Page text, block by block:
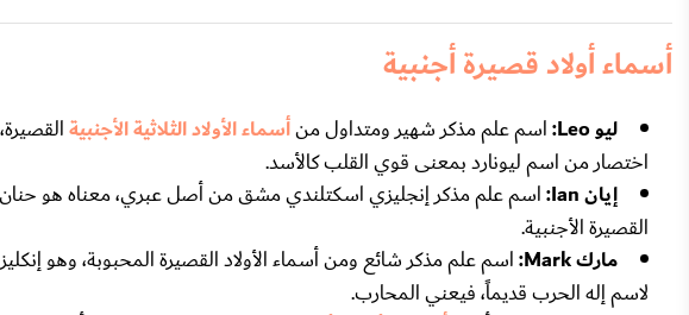
أسماء أولاد قصيرة أجنبية
ليو Leo: اسم علم مذكر شهير ومتداول منأسماء الأولاد الثلاثية الأجنبية
اختصار من اسم ليونارد بمعنى قوي القلب كالأسد.
إيان Ian:
اسم علم مذكر إنجليزي اسكتلندي مشق من أصل عبري، معناه هو
القصيرة الأجنبية.
مارك Mark:
اسم علم مذكر شائع ومن أسماء الأولاد القصيرة المحبوبة، وهو
لاسم إله الحرب قديماً، فيعني المحارب.